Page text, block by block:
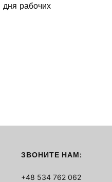
рабочих
ЗВОНИТЕ НАМ:
+48 534 762 062